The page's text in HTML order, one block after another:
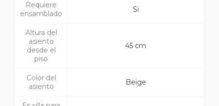
Requiere
ensamblado
Si
Altura del
asiento
desde el
piso
45 cm
Color del
asiento
Beige